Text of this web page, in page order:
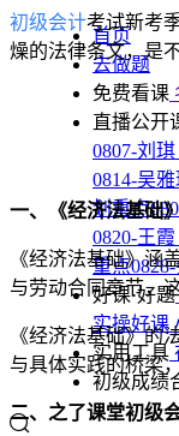
首页
去做题
免费看课
直播公开
0807-刘琪
0814-吴
划重点
0820-王霞
重点
好课·好题
实操好课
实用工具
初级成绩
初级会计考试新考
燥的法律条文，是
一、《经济法基础
《经济法基础》涵
与劳动合同章节，
《经济法基础》
与具体实践的桥梁
二、之了课堂初级